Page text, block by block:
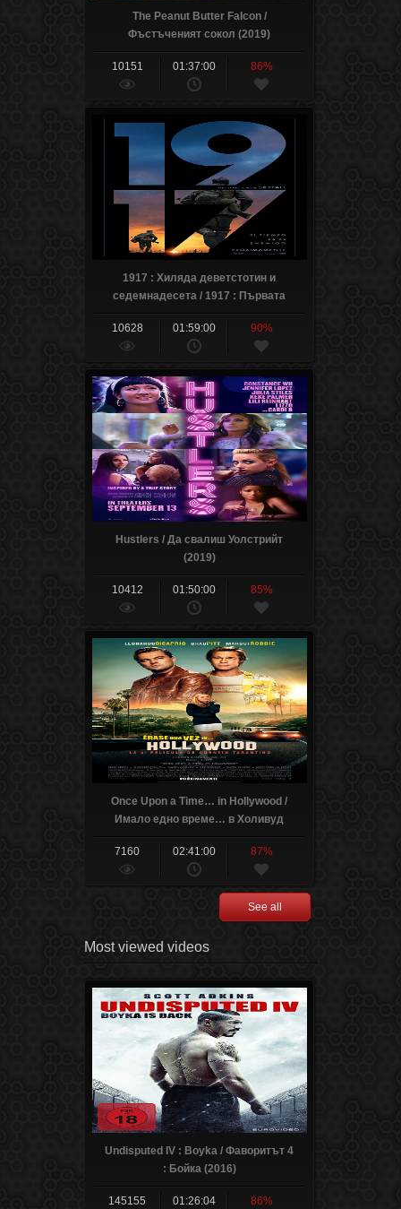
The Peanut Butter Falcon /
Фъстъченият сокол (2019)
10151 01:37:00 86%
1917 : Хиляда деветстотин и
седемнадесета / 1917 : Първата
световна война (2019)
10628
01:59:00 90%
Hustlers / Да свалиш Уолстрийт
(2019)
10412 01:50:00 85%
Once Upon a Time… in Hollywood /
Имало едно време… в Холивуд
(2019)
7160
02:41:00 87%
See all
Most viewed videos
Undisputed IV : Boyka / Фаворитът 4
: Бойка (2016)
145155 01:26:04 86%